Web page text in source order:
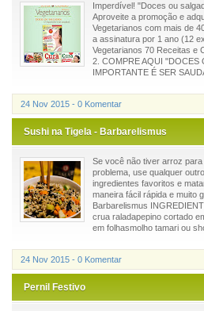
Imperdível! "Doces ou
Aproveite a promoção e
Vegetarianos com mais de
a assinatura por 1 ano (12
Vegetarianos 70 Receitas e
2. COMPRE AQUI "DOCES
IMPORTANTE É SER
24 Nov 2015 - 0 Komentar
Sushi na Tigela - Barbarelismus
Se você não tiver arroz
problema, use qualquer
ingredientes favoritos e
maneira fácil rápida e muito
Barbarelismus
crua raladapepino cortado
em folhasmolho tamari ou
24 Nov 2015 - 0 Komentar
Pernil Festivo